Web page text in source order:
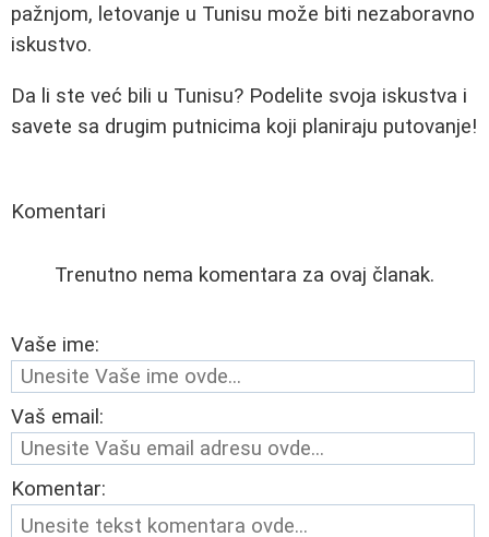
pažnjom, letovanje u Tunisu može biti nezaboravno
iskustvo.
Da li ste već bili u Tunisu? Podelite svoja iskustva i
savete sa drugim putnicima koji planiraju putovanje!
Komentari
Trenutno nema komentara za ovaj članak.
Vaše ime:
Vaš email:
Komentar: